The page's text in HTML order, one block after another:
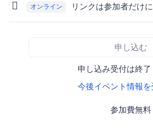
オンライン リンクは参加者だけ
申し込む
申し込み受付は終了
今後イベント情報
参加費無料